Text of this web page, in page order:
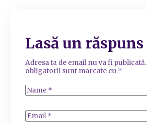
Lasă un răspuns
Adresa ta de email nu va fi publicată.
obligatorii sunt marcate cu *